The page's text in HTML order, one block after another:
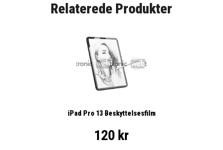
Relaterede Produkter
iPad Pro 13 Beskyttelsesfilm
120 kr